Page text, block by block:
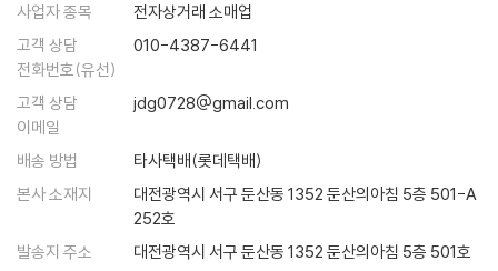
성당의 건축이 종교개혁과 어떤 관련이 있는지 당신이 나눌 수 있는 대화
는 상상 이상으로 풍부해질 것이다.
평생을 역사 연구에 헌신한 서양사학의 대가가 남긴 이 역작을 충분히 음
미하자. 세계사를 아는 힘이 평생 요긴한 자산이 되어줄 것이다.
사업자 종목
전자상거래 소매업
고객 상담
전화번호(유선)
010-4387-6441
고객 상담
이메일
jdg0728@gmail.com
배송 방법
타사택배(롯데택배)
본사 소재지
대전광역시 서구 둔산동 1352 둔산의아침 5층 501-A
252호
발송지 주소
대전광역시 서구 둔산동 1352 둔산의아침 5층 501호